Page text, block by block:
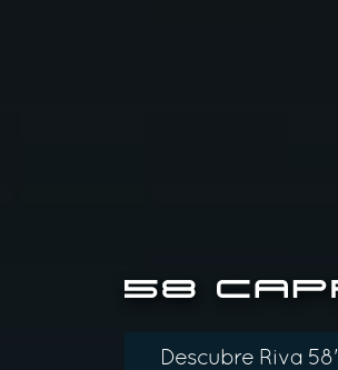
Descubre Riva 58'